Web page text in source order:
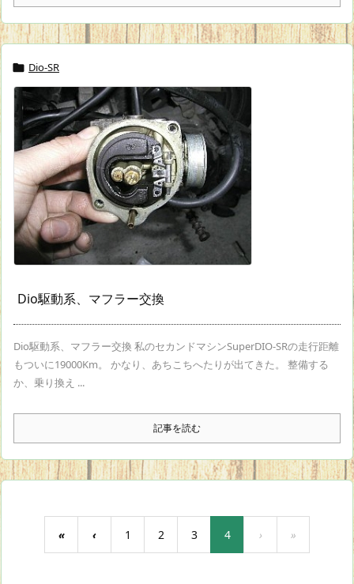
 Dio-SR
Dio駆動系、マフラー交換
Dio駆動系、マフラー交換 私のセカンドマシンSuperDIO-SRの走行距離
もついに19000Km。 かなり、あちこちへたりが出てきた。 整備する
か、乗り換え ...
記事を読む
« ‹ 1 2 3 4 › »